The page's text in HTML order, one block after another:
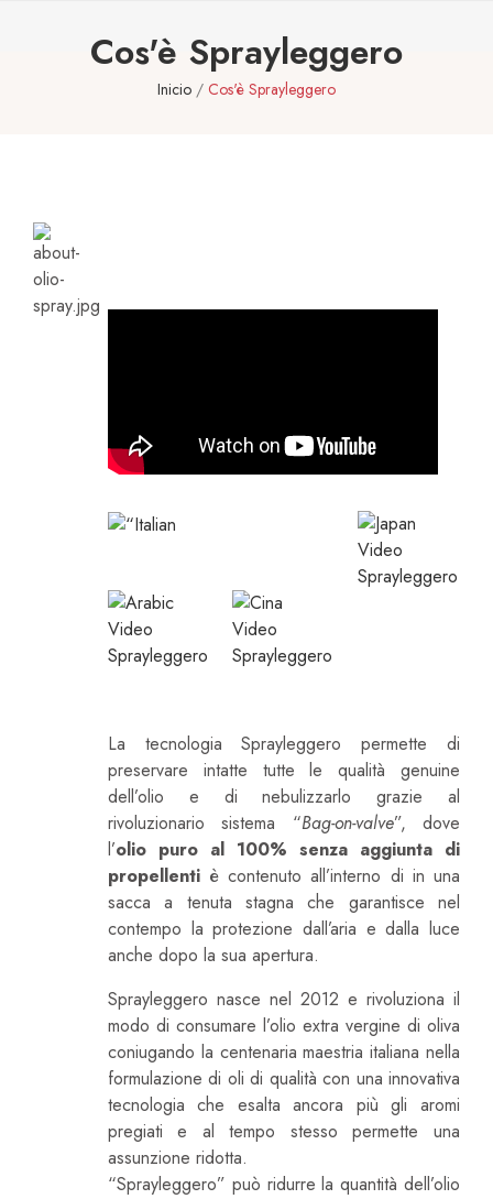
Cos'è Sprayleggero
Inicio Cos'è Sprayleggero
La tecnologia Sprayleggero permette di
preservare intatte tutte le qualità genuine
dell’olio e di nebulizzarlo grazie al
rivoluzionario sistema “Bag-on-valve”, dove
l’olio puro al 100% senza aggiunta di
propellenti è contenuto all’interno di in una
sacca a tenuta stagna che garantisce nel
contempo la protezione dall’aria e dalla luce
anche dopo la sua apertura.
Sprayleggero nasce nel 2012 e rivoluziona il
modo di consumare l’olio extra vergine di oliva
coniugando la centenaria maestria italiana nella
formulazione di oli di qualità con una innovativa
tecnologia che esalta ancora più gli aromi
pregiati e al tempo stesso permette una
assunzione ridotta.
“Sprayleggero” può ridurre la quantità dell’olio